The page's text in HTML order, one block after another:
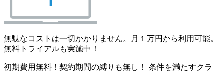
無駄なコストは一切かかりません。月１万円から利用可能。
無料トライアルも実施中！
初期費用無料！契約期間の縛りも無し！ 条件を満たすクラ